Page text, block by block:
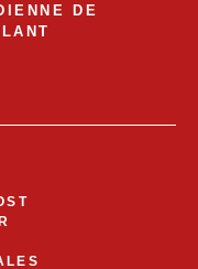
DE